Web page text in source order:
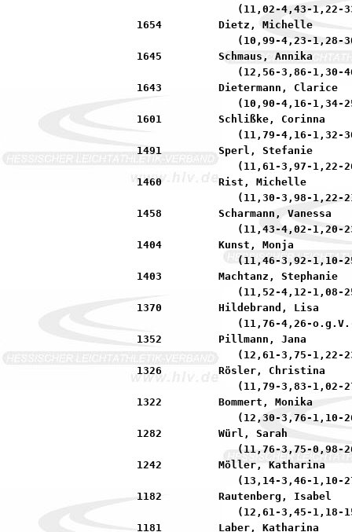
(11,02-4,43-1,22-
1654         Dietz, Michelle
(10,99-4,23-1,28-
1645         Schmaus, Annika
(12,56-3,86-1,30-
1643         Dietermann, Clarice
(10,90-4,16-1,34-
1601         Schlißke, Corinna
(11,79-4,16-1,32-
1491         Sperl, Stefanie
(11,61-3,97-1,22-
1460         Rist, Michelle
(11,30-3,98-1,22-
1458         Scharmann, Vanessa
(11,43-4,02-1,20-
1404         Kunst, Monja
(11,46-3,92-1,10-
1403         Machtanz, Stephanie
(11,52-4,12-1,08-
1370         Hildebrand, Lisa
(11,76-4,26-
1352         Pillmann, Jana
(12,61-3,75-1,22-
1326         Rösler, Christina
(11,79-3,83-1,02-
1322         Bommert, Monika
(12,30-3,76-1,10-
1282         Würl, Sarah
(11,76-3,75-0,98-
1242         Möller, Katharina
(13,14-3,46-1,10-
1182         Rautenberg, Isabel
(12,61-3,45-1,18-
1181         Laber, Katharina